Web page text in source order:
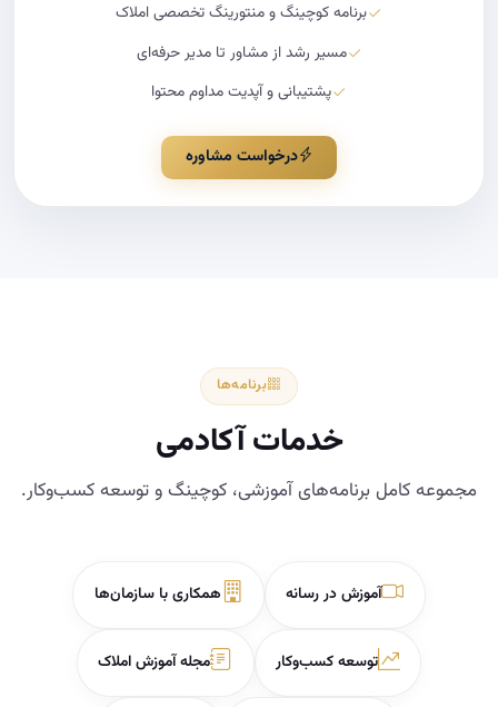
برنامه کوچینگ و منتورینگ تخصصی املاک
مسیر رشد از مشاور تا مدیر حرفه‌ای
پشتیبانی و آپدیت مداوم محتوا
درخواست مشاوره
برنامه‌ها
خدمات آکادمی
مجموعه کامل برنامه‌های آموزشی، کوچینگ و توسعه کسب‌وکار.
آموزش در رسانه همکاری با سازمان‌ها
توسعه کسب‌وکار مجله آموزش املاک